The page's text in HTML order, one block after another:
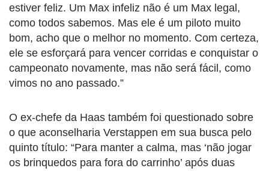
estiver feliz. Um Max infeliz não é um Max legal,
como todos sabemos. Mas ele é um piloto muito
bom, acho que o melhor no momento. Com certeza,
ele se esforçará para vencer corridas e conquistar o
campeonato novamente, mas não será fácil, como
vimos no ano passado.”
O ex-chefe da Haas também foi questionado sobre
o que aconselharia Verstappen em sua busca pelo
quinto título: “Para manter a calma, mas ‘não jogar
os brinquedos para fora do carrinho’ após duas